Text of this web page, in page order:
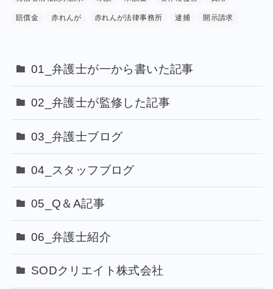
賠償金 赤れんが 赤れんが法律事務所 逮捕 開示請求
01_弁護士が一から書いた記事
02_弁護士が監修した記事
03_弁護士ブログ
04_スタッフブログ
05_Q＆A記事
06_弁護士紹介
SODクリエイト株式会社